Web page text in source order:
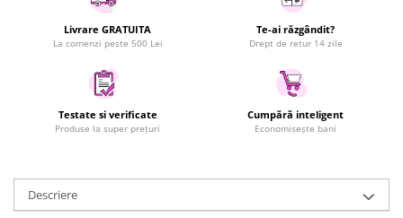
Accesorii si piese masini spalat
rufe si uscatoare
Accesorii si piese masini spalat
Aparate Frigorifice
Aparate Racire Aer
Aragaze si cuptoare cu microunde
Electrocasnice pentru Bucatarie
Fiare de calcat si masini de cusut
Livrare GRATUITA
La comenzi peste 500 Lei
Te-ai răzgândit?
Drept de retur 14 zile
Testate si verificate
Produse la super prețuri
Cumpără inteligent
Economisește bani
Descriere